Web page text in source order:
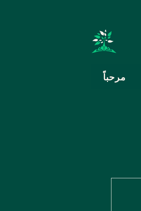
مرحباً